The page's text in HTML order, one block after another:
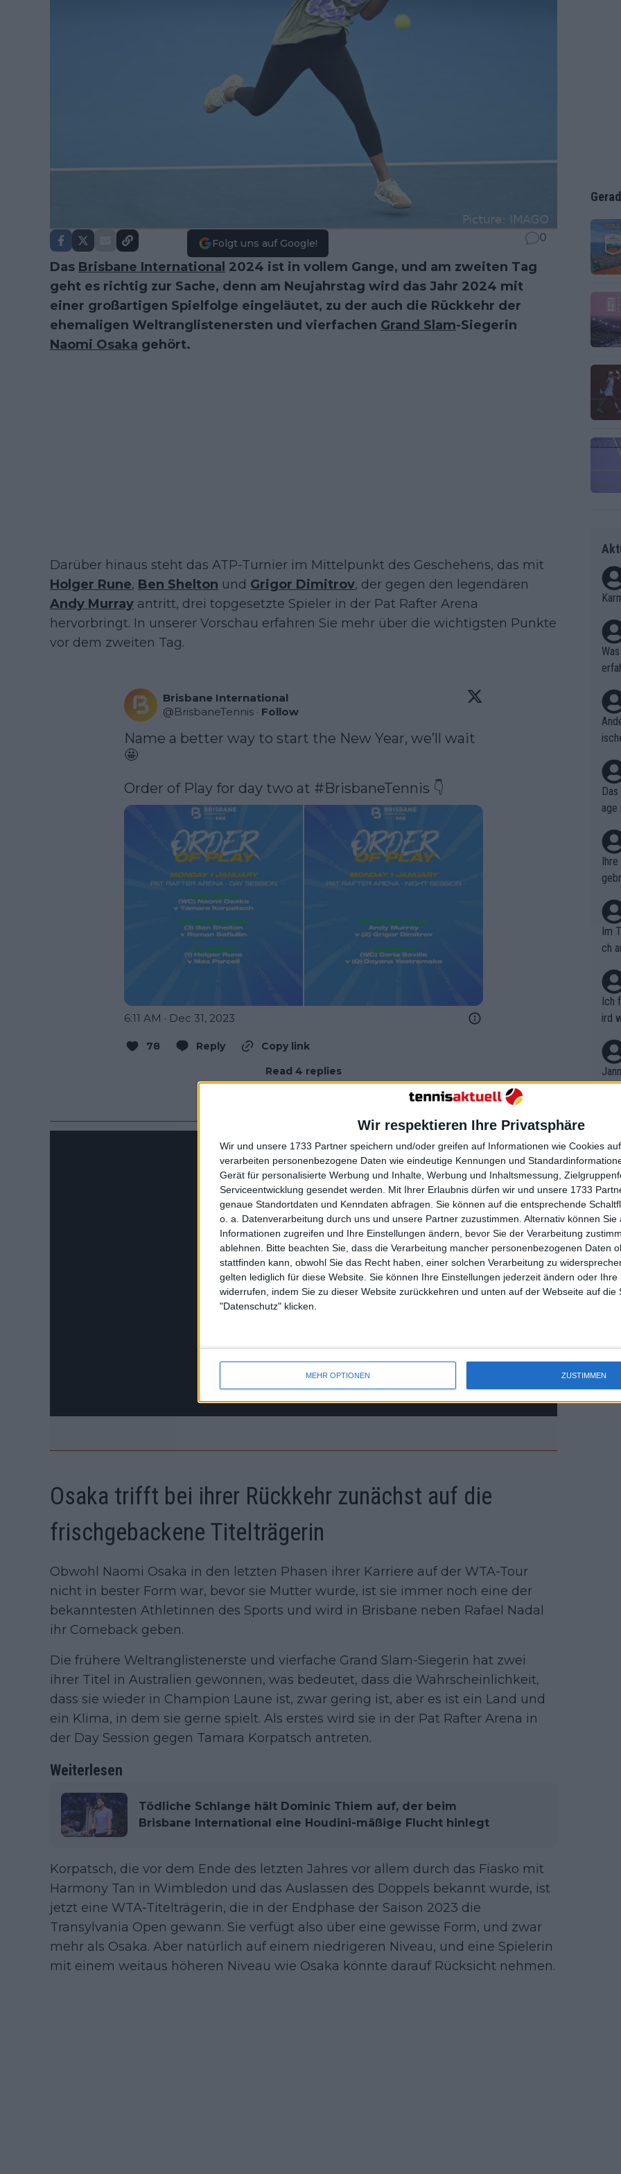
Wir respektieren Ihre Privatsphäre
Wir und unsere 1733 Partner speichern und/oder greifen auf Informationen wie Cookies
verarbeiten personenbezogene Daten wie eindeutige Kennungen und
Gerät für personalisierte Werbung und Inhalte, Werbung und Inhaltsmessung,
Serviceentwicklung gesendet werden. Mit Ihrer Erlaubnis dürfen wir und unsere 1733
genaue Standortdaten und Kenndaten abfragen. Sie können auf die entsprechende
o. a. Datenverarbeitung durch uns und unsere Partner zuzustimmen. Alternativ können Sie
Informationen zugreifen und Ihre Einstellungen ändern, bevor Sie der Verarbeitung
ablehnen. Bitte beachten Sie, dass die Verarbeitung mancher personenbezogenen Daten
stattfinden kann, obwohl Sie das Recht haben, einer solchen Verarbeitung zu
gelten lediglich für diese Website. Sie können Ihre Einstellungen jederzeit ändern oder Ihre
widerrufen, indem Sie zu dieser Website zurückkehren und unten auf der Webseite auf die
"Datenschutz" klicken.
MEHR OPTIONEN ZUSTIMMEN
Folgt uns auf Google! 0
Das Brisbane International 2024 ist in vollem Gange, und am zweiten Tag
geht es richtig zur Sache, denn am Neujahrstag wird das Jahr 2024 mit
einer großartigen Spielfolge eingeläutet, zu der auch die Rückkehr der
ehemaligen Weltranglistenersten und vierfachen Grand Slam-Siegerin
Naomi Osaka gehört.
Darüber hinaus steht das ATP-Turnier im Mittelpunkt des Geschehens, das mit
Holger Rune, Ben Shelton und Grigor Dimitrov, der gegen den legendären
Andy Murray antritt, drei topgesetzte Spieler in der Pat Rafter Arena
hervorbringt. In unserer Vorschau erfahren Sie mehr über die wichtigsten Punkte
vor dem zweiten Tag.
Brisbane International
@BrisbaneTennis · Follow
Name a better way to start the New Year, we’ll wait
🤩
Order of Play for day two at #BrisbaneTennis 👇
6:11 AM · Dec 31, 2023
78 Reply
Copy link
Read 4 replies
Osaka trifft bei ihrer Rückkehr zunächst auf die
frischgebackene Titelträgerin
Obwohl Naomi Osaka in den letzten Phasen ihrer Karriere auf der WTA-Tour
nicht in bester Form war, bevor sie Mutter wurde, ist sie immer noch eine der
bekanntesten Athletinnen des Sports und wird in Brisbane neben Rafael Nadal
ihr Comeback geben.
Die frühere Weltranglistenerste und vierfache Grand Slam-Siegerin hat zwei
ihrer Titel in Australien gewonnen, was bedeutet, dass die Wahrscheinlichkeit,
dass sie wieder in Champion Laune ist, zwar gering ist, aber es ist ein Land und
ein Klima, in dem sie gerne spielt. Als erstes wird sie in der Pat Rafter Arena in
der Day Session gegen Tamara Korpatsch antreten.
Weiterlesen
Tödliche Schlange hält Dominic Thiem auf, der beim
Brisbane International eine Houdini-mäßige Flucht hinlegt
Korpatsch, die vor dem Ende des letzten Jahres vor allem durch das Fiasko mit
Harmony Tan in Wimbledon und das Auslassen des Doppels bekannt wurde, ist
jetzt eine WTA-Titelträgerin, die in der Endphase der Saison 2023 die
Transylvania Open gewann. Sie verfügt also über eine gewisse Form, und zwar
mehr als Osaka. Aber natürlich auf einem niedrigeren Niveau, und eine Spielerin
mit einem weitaus höheren Niveau wie Osaka könnte darauf Rücksicht nehmen.
age
ben.
Im
ch
Ich
ird
r in
em
t,
B.
on
uss
mal
des
n
nt.
kel